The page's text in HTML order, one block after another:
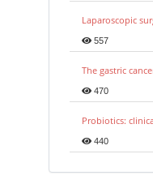
Laparoscopic
557
The gastric
470
Probiotics:
440